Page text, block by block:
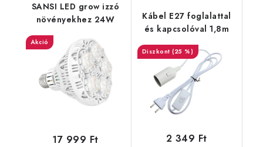
SANSI LED grow izzó
növényekhez 24W
Akció
17 999 Ft
Kábel E27 foglalattal
és kapcsolóval 1,8m
(25 %)
2 349 Ft